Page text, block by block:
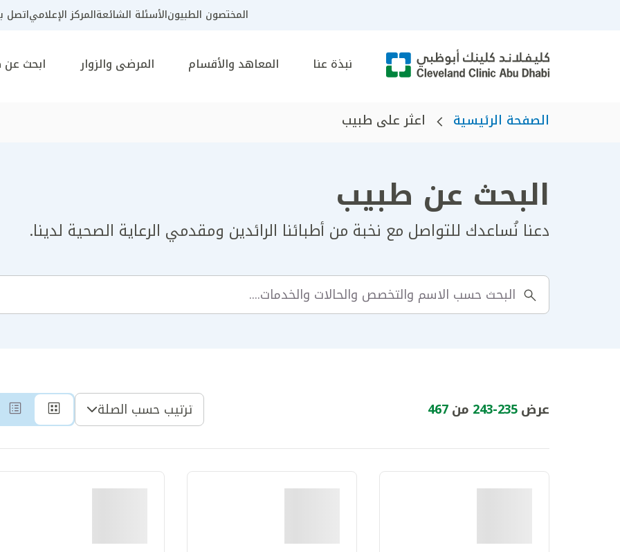
المختصون الطبيونالأسئلة الشائعةالمركز الإعلامياتصل
نبذة عنا المعاهد والأقسام المرضى والزوار ابحث
الصفحة الرئيسية اعثر على طبيب
البحث عن طبيب
دعنا نُساعدك للتواصل مع نخبة من أطبائنا الرائدين ومقدمي الرعاية الصحية لدينا.
عرض235
-
243 من467 ترتيب حسب الصلة